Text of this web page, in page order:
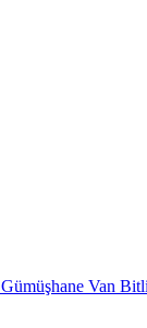
Gümüşhane Van